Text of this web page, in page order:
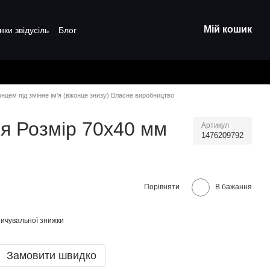
звідусіль
Блог
Мій кошик
під змінне ім'я (віконце знизу) Власне виробництво
Розмір 70х40 мм Артикул
1476209792
Порівняти В бажання
знижки
Замовити швидко